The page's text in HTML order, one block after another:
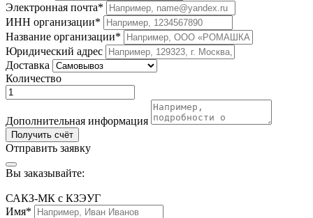
Электронная почта*
ИНН организации*
Название организации*
Юридический адрес
Доставка
Количество
Дополнительная информация
Получить счёт
Отправить заявку
Вы заказывайте:
САКЗ-МК с КЗЭУГ
Имя*